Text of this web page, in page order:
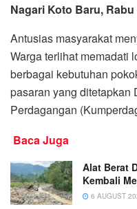
Nagari Koto Baru, Rabu
Antusias masyarakat
Warga terlihat memadati
berbagai kebutuhan
pasaran yang ditetapkan
Perdagangan
Baca Juga
Alat Berat
Kembali
6 AUGUST